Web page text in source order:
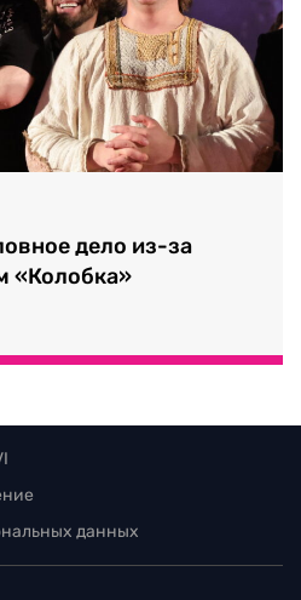
дело из-за
«Колобка»
данных